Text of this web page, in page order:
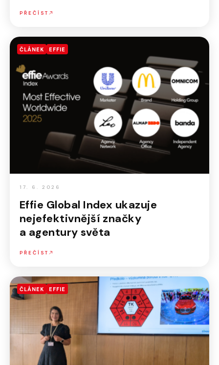
PŘEČÍST
ČLÁNEK EFFIE
17. 6. 2026
Effie Global Index ukazuje
nejefektivnější značky
a agentury světa
PŘEČÍST
ČLÁNEK EFFIE